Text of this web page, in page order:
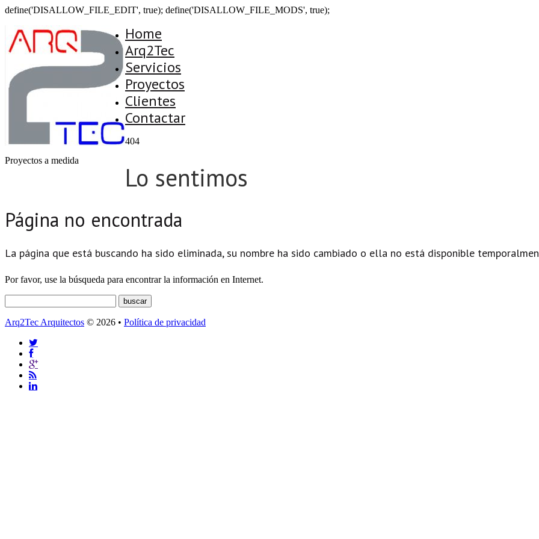
define('DISALLOW_FILE_EDIT', true); define('DISALLOW_FILE_MODS', true);
Proyectos a medida
Home
Arq2Tec
Servicios
Proyectos
Clientes
Contactar
404
Lo sentimos
Página no encontrada
La página que está buscando ha sido eliminada, su nombre ha sido cambiado o ella no está disponible
Por favor, use la búsqueda para encontrar la información en Internet.
Arq2Tec Arquitectos © 2026 • Política de privacidad